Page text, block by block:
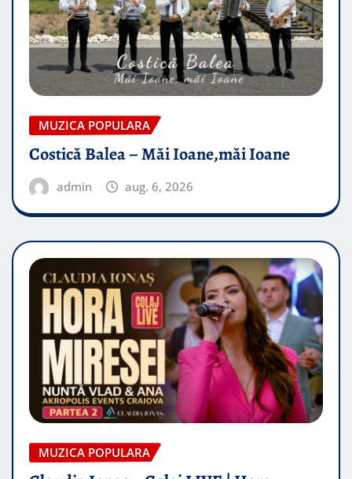
MUZICA POPULARA
Costică Balea – Măi Ioane,măi Ioane
admin aug. 6, 2026
MUZICA POPULARA